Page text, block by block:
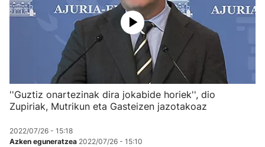
''Guztiz onartezinak dira jokabide horiek'', dio
Zupiriak, Mutrikun eta Gasteizen jazotakoaz
2022/07/26 - 15:18
Azken eguneratzea 2022/07/26 - 15:10